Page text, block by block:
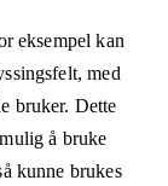
eksempel kan
med
bruker. Dette
å bruke
kunne brukes